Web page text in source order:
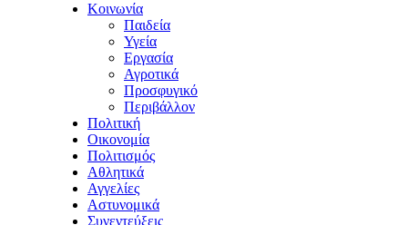
Κοινωνία
Παιδεία
Υγεία
Εργασία
Αγροτικά
Προσφυγικό
Περιβάλλον
Πολιτική
Οικονομία
Πολιτισμός
Αθλητικά
Αγγελίες
Αστυνομικά
Συνεντεύξεις